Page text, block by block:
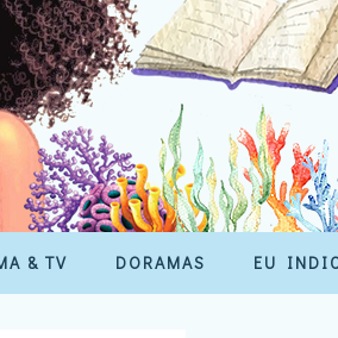
& TV DORAMAS EU